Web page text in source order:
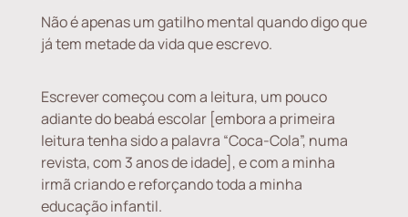
Não é apenas um gatilho mental quando digo que
já tem metade da vida que escrevo.
Escrever começou com a leitura, um pouco
adiante do beabá escolar [embora a primeira
leitura tenha sido a palavra “Coca-Cola”, numa
revista, com 3 anos de idade], e com a minha
irmã criando e reforçando toda a minha
educação infantil.